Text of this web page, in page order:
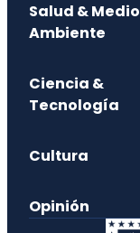
Salud & Medio
Ambiente
Ciencia &
Tecnología
Cultura
Opinión